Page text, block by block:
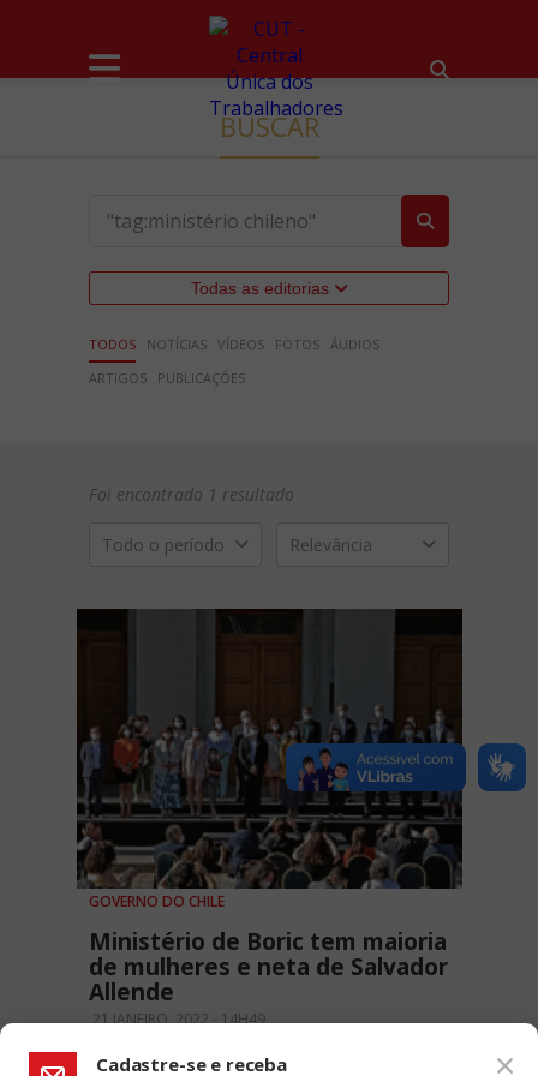
BUSCAR
Todas as editorias
TODOS NOTÍCIAS VÍDEOS FOTOS ÁUDIOS
ARTIGOS
PUBLICAÇÕES
Foi encontrado 1 resultado
Todo o período Relevância
GOVERNO DO CHILE
Ministério de Boric tem maioria
de mulheres e neta de Salvador
Allende
21 JANEIRO, 2022 - 14H49
Cadastre-se e receba